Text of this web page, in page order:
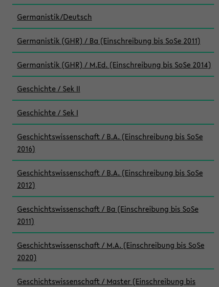
Germanistik/Deutsch
Germanistik (GHR) / Ba (Einschreibung bis SoSe 2011)
Germanistik (GHR) / M.Ed. (Einschreibung bis SoSe 2014)
Geschichte / Sek II
Geschichte / Sek I
Geschichtswissenschaft / B.A. (Einschreibung bis SoSe
2016)
Geschichtswissenschaft / B.A. (Einschreibung bis SoSe
2012)
Geschichtswissenschaft / Ba (Einschreibung bis SoSe
2011)
Geschichtswissenschaft / M.A. (Einschreibung bis SoSe
2020)
Geschichtswissenschaft / Master (Einschreibung bis